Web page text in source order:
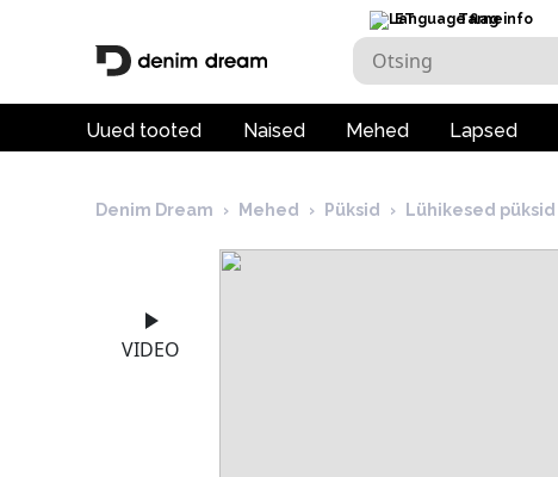
ET Tarneinfo
Uued tooted Naised Mehed Lapsed
Denim Dream › Mehed › Püksid › Lühikesed püksid
VIDEO